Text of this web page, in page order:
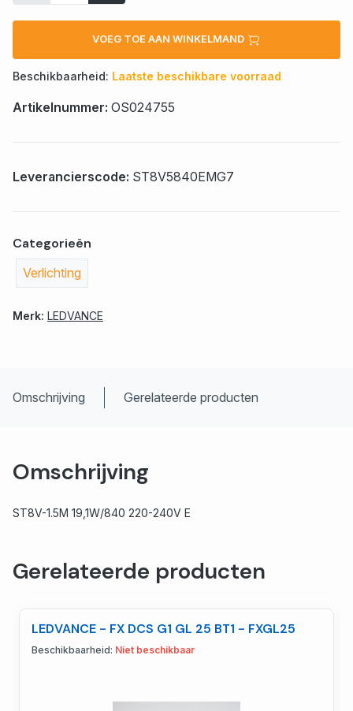
VOEG TOE AAN WINKELMAND
Beschikbaarheid: Laatste beschikbare voorraad
Artikelnummer: OS024755
Leverancierscode: ST8V5840EMG7
Categorieën
Verlichting
Merk: LEDVANCE
Omschrijving Gerelateerde producten
Omschrijving
ST8V-1.5M 19,1W/840 220-240V E
Gerelateerde producten
LEDVANCE - FX DCS G1 GL 25 BT1 - FXGL25
Beschikbaarheid: Niet beschikbaar